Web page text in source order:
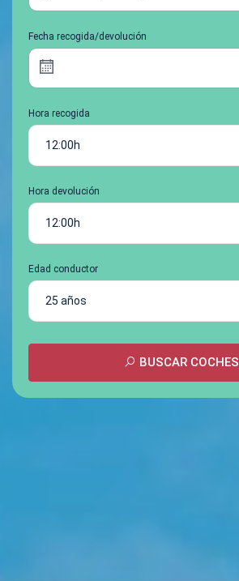
Fecha recogida/devolución
Hora recogida
12:00h
Hora devolución
12:00h
Edad conductor
25 años
BUSCAR COCHES